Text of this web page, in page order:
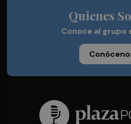
Quienes
Conoce al grupo